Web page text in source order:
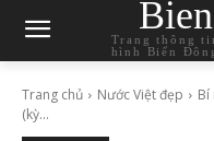
Trang thông
hình Biển
Trang chủ Nước Việt đẹp
Bí
(kỳ...